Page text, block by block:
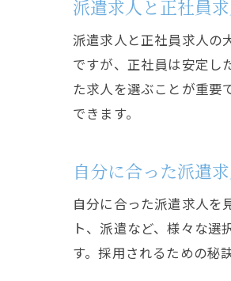
派遣求人と正社員
派遣求人と正社員求人の
ですが、正社員は安定し
た求人を選ぶことが重要
できます。
自分に合った派遣
自分に合った派遣求人を
ト、派遣など、様々な
す。採用されるための秘